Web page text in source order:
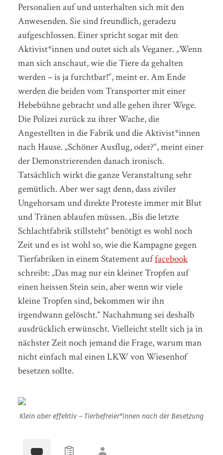
Personalien auf und unterhalten sich mit den
Anwesenden. Sie sind freundlich, geradezu
aufgeschlossen. Einer spricht sogar mit den
Aktivist*innen und outet sich als Veganer. „Wenn
man sich anschaut, wie die Tiere da gehalten
werden – is ja furchtbar!“, meint er. Am Ende
werden die beiden vom Transporter mit einer
Hebebühne gebracht und alle gehen ihrer Wege.
Die Polizei zurück zu ihrer Wache, die
Angestellten in die Fabrik und die Aktivist*innen
nach Hause. „Schöner Ausflug, oder?“, meint einer
der Demonstrierenden danach ironisch.
Tatsächlich wirkt die ganze Veranstaltung sehr
gemütlich. Aber wer sagt denn, dass ziviler
Ungehorsam und direkte Proteste immer mit Blut
und Tränen ablaufen müssen. „Bis die letzte
Schlachtfabrik stillsteht“ benötigt es wohl noch
Zeit und es ist wohl so, wie die Kampagne gegen
Tierfabriken in einem Statement auffacebook
schreibt: „Das mag nur ein kleiner Tropfen auf
einen heissen Stein sein, aber wenn wir viele
kleine Tropfen sind, bekommen wir ihn
irgendwann gelöscht.“ Nachahmung sei deshalb
ausdrücklich erwünscht. Vielleicht stellt sich ja in
nächster Zeit noch jemand die Frage, warum man
nicht einfach mal einen LKW von Wiesenhof
besetzen sollte.
Klein aber effektiv – Tierbefreier*innen nach der Besetzung